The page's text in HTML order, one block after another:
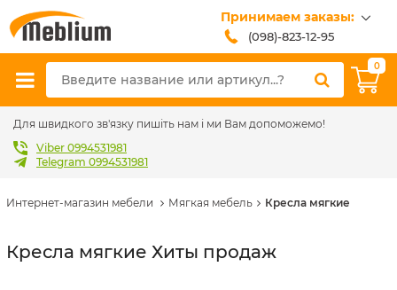
Принимаем заказы:
(098)-823-12-95
(099)-608-42-32
(093)-618-62-02
sales@meblium.com.ua
0
Для швидкого зв'язку пишіть нам і ми Вам допоможемо!
Viber 0994531981
Telegram 0994531981
Интернет-магазин мебели Мягкая мебель Кресла мягкие
Кресла мягкие Хиты продаж